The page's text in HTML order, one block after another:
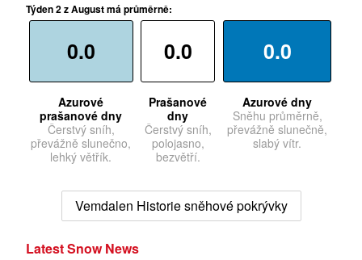
Týden 2 z August má průměrně:
0.0
Azurové
prašanové dny
Čerstvý sníh,
převážně slunečno,
lehký větřík.
0.0
Prašanové
dny
Čerstvý sníh,
polojasno,
bezvětří.
0.0
Azurové dny
Sněhu průměrně,
převážně slunečně,
slabý vítr.
Vemdalen Historie sněhové pokrývky